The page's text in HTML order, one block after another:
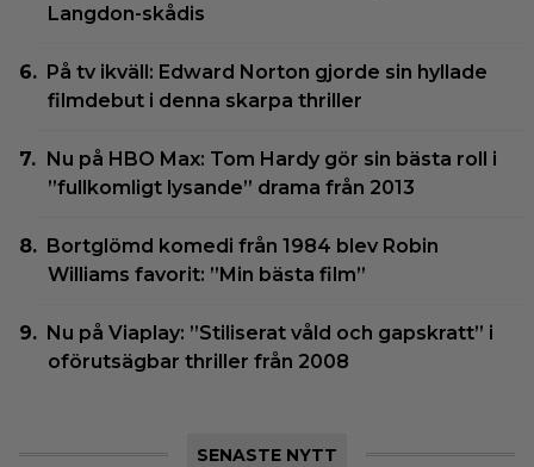
Langdon-skådis
På tv ikväll: Edward Norton gjorde sin hyllade
filmdebut i denna skarpa thriller
Nu på HBO Max: Tom Hardy gör sin bästa roll i
”fullkomligt lysande” drama från 2013
Bortglömd komedi från 1984 blev Robin
Williams favorit: ”Min bästa film”
Nu på Viaplay: ”Stiliserat våld och gapskratt” i
oförutsägbar thriller från 2008
SENASTE NYTT